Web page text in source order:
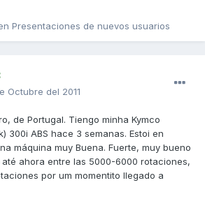
Presentaciones de nuevos usuarios
Octubre del 2011
de Portugal. Tiengo minha Kymco
300i ABS hace 3 semanas. Estoi en
máquina muy Buena. Fuerte, muy bueno
ahora entre las 5000-6000 rotaciones,
por um momentito llegado a